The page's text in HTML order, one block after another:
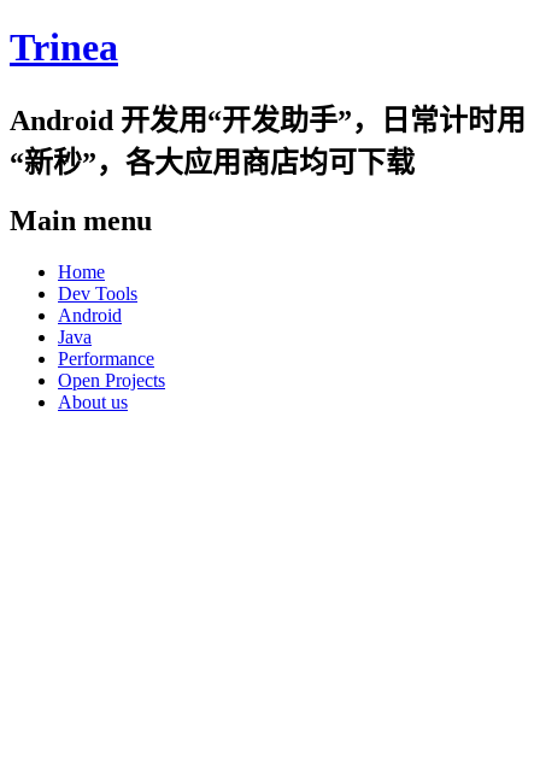
Trinea
Android 开发用“开发助手”，日常计时用
“新秒”，各大应用商店均可下载
Main menu
Skip
content
Home
Dev Tools
Android
Java
Performance
Open Projects
About us